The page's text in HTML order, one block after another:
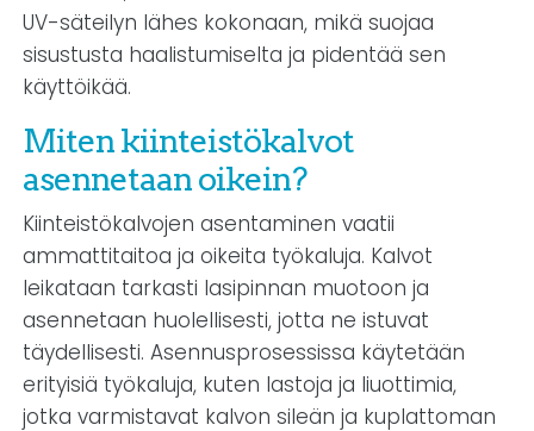
UV-säteilyn lähes kokonaan, mikä suojaa
sisustusta haalistumiselta ja pidentää sen
käyttöikää.
Miten kiinteistökalvot
asennetaan oikein?
Kiinteistökalvojen asentaminen vaatii
ammattitaitoa ja oikeita työkaluja. Kalvot
leikataan tarkasti lasipinnan muotoon ja
asennetaan huolellisesti, jotta ne istuvat
täydellisesti. Asennusprosessissa käytetään
erityisiä työkaluja, kuten lastoja ja liuottimia,
jotka varmistavat kalvon sileän ja kuplattoman